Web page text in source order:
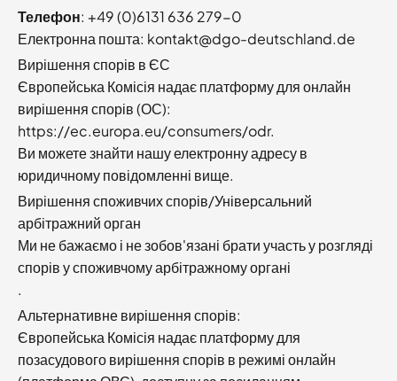
Телефон: +49 (0)6131 636 279-0
Електронна пошта: kontakt@dgo-deutschland.de
Вирішення спорів в ЄС
Європейська Комісія надає платформу для онлайн
вирішення спорів (ОС):
https://ec.europa.eu/consumers/odr.
Ви можете знайти нашу електронну адресу в
юридичному повідомленні вище.
Вирішення споживчих спорів/Універсальний
арбітражний орган
Ми не бажаємо і не зобов'язані брати участь у розгляді
спорів у споживчому арбітражному органі
.
Альтернативне вирішення спорів:
Європейська Комісія надає платформу для
позасудового вирішення спорів в режимі онлайн